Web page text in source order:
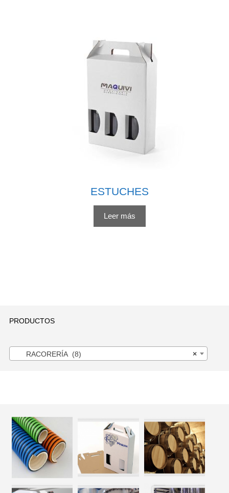
ESTUCHES
Leer más
PRODUCTOS
×
RACORERÍA (8)